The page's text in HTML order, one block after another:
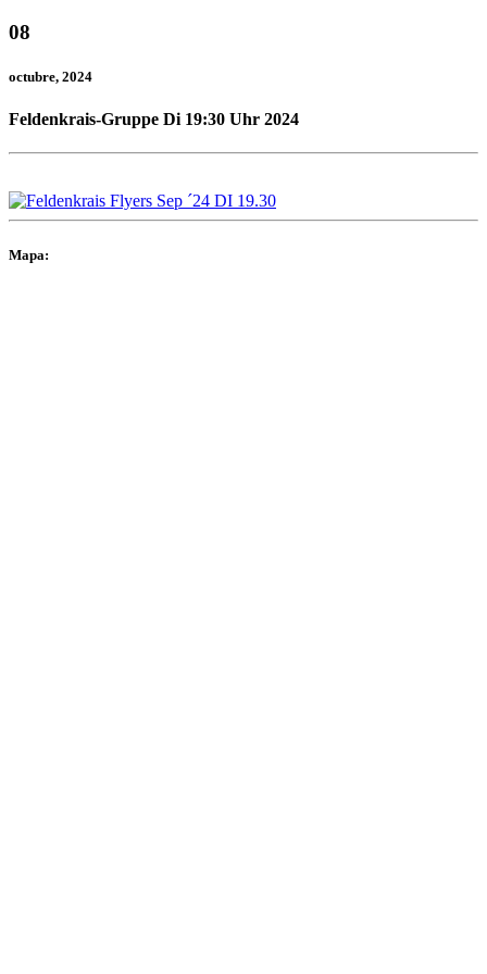
08
octubre, 2024
Feldenkrais-Gruppe Di 19:30 Uhr 2024
Mapa: